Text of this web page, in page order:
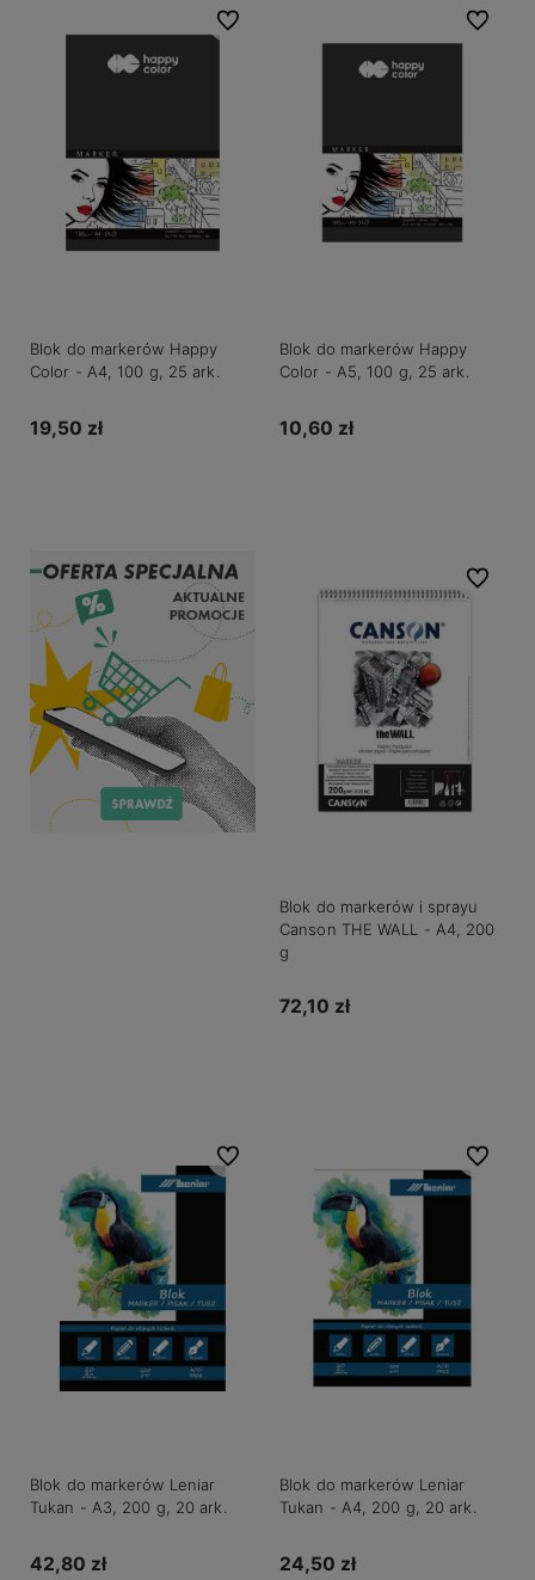
Blok do markerów Happy
Color - A4, 100 g, 25 ark.
19,50 zł
Do ulubionych
Blok do markerów Happy
Color - A5, 100 g, 25 ark.
10,60 zł
Do
Blok do markerów i sprayu
Canson THE WALL - A4, 200
g
72,10 zł
Do
Blok do markerów Leniar
Tukan - A3, 200 g, 20 ark.
42,80 zł
Do ulubionych
Blok do markerów Leniar
Tukan - A4, 200 g, 20 ark.
24,50 zł
Do